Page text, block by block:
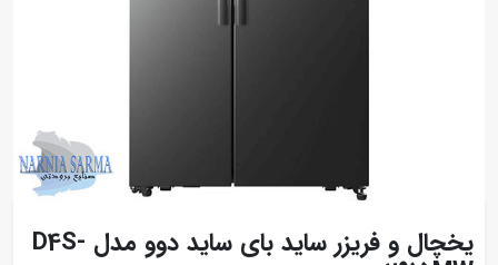
یخچال و فریزر ساید بای ساید دوو مدل D4S-